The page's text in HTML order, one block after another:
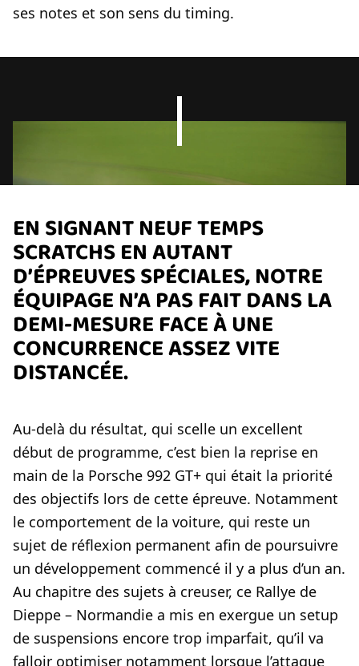
ses notes et son sens du timing.
EN SIGNANT NEUF TEMPS
SCRATCHS EN AUTANT
D’ÉPREUVES SPÉCIALES, NOTRE
ÉQUIPAGE N’A PAS FAIT DANS LA
DEMI-MESURE FACE À UNE
CONCURRENCE ASSEZ VITE
DISTANCÉE.
Au-delà du résultat, qui scelle un excellent
début de programme, c’est bien la reprise en
main de la Porsche 992 GT+ qui était la priorité
des objectifs lors de cette épreuve. Notamment
le comportement de la voiture, qui reste un
sujet de réflexion permanent afin de poursuivre
un développement commencé il y a plus d’un an.
Au chapitre des sujets à creuser, ce Rallye de
Dieppe – Normandie a mis en exergue un setup
de suspensions encore trop imparfait, qu’il va
falloir optimiser notamment lorsque l’attaque